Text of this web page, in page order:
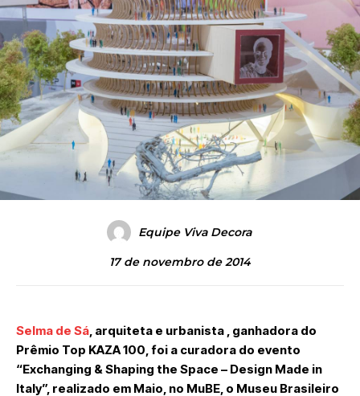
Equipe Viva Decora
17 de novembro de 2014
Selma de Sá , arquiteta e urbanista , ganhadora do
Prêmio Top KAZA 100, foi a curadora do evento
“Exchanging & Shaping the Space – Design Made in
Italy”, realizado em Maio, no MuBE, o Museu Brasileiro